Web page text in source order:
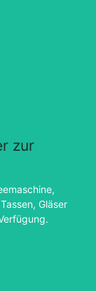
zur
Gläser